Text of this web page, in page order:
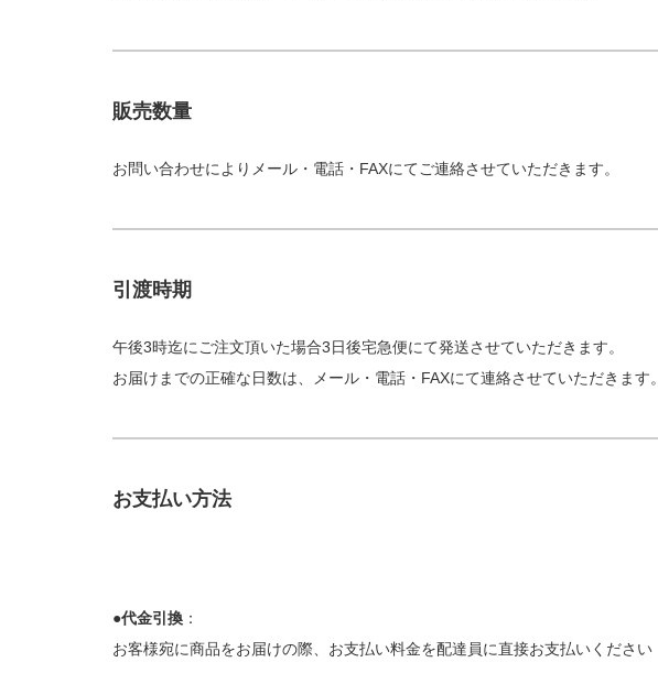
販売数量
お問い合わせによりメール・電話・FAXにてご連絡させていただきます。
引渡時期
午後3時迄にご注文頂いた場合3日後宅急便にて発送させていただきます。
お届けまでの正確な日数は、メール・電話・FAXにて連絡させていただきます。
お支払い方法
●代金引換 ：
お客様宛に商品をお届けの際、お支払い料金を配達員に直接お支払いください